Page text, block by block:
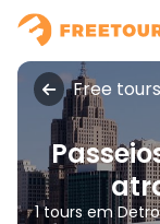
Free
1 tours em